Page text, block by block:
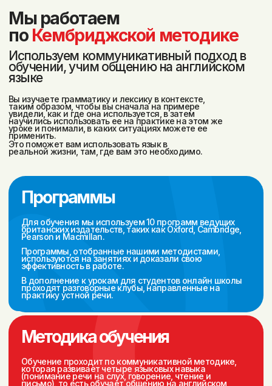
Вы получите:
Твёрдый
результат в языке
Разговорные
без потери оплаты
Уверенность в общении
на английском
Сильных и опытных
преподавателей
Персональное
сопровождение
Преимущества
индивидуальных занятия
по английскому перед
групповым форматом